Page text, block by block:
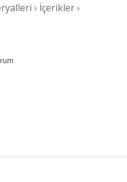
› İçerikler ›